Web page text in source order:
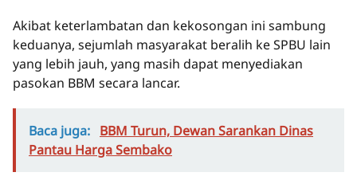
Akibat keterlambatan dan kekosongan ini sambung
keduanya, sejumlah masyarakat beralih ke SPBU lain
yang lebih jauh, yang masih dapat menyediakan
pasokan BBM secara lancar.
Baca juga: BBM Turun, Dewan Sarankan Dinas
Pantau Harga Sembako